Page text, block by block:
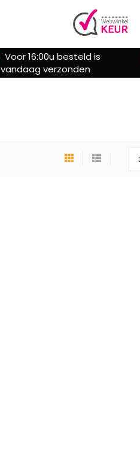
Voor 16:00u besteld is
vandaag verzonden